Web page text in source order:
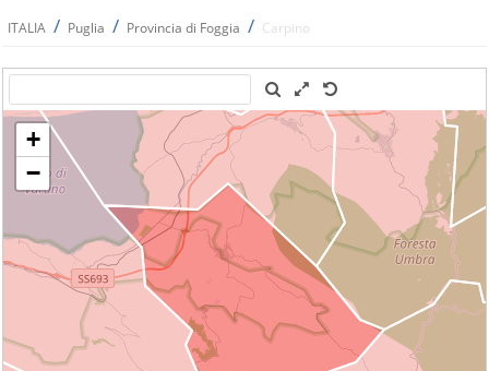
ITALIA / Puglia / Provincia di Foggia / Carpino